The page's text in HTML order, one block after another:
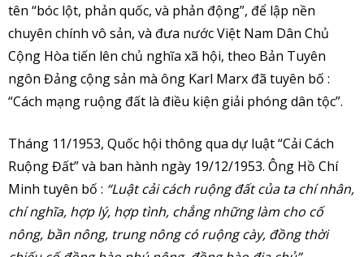
tên “bóc lột, phản quốc, và phản động”, để lập nền
chuyên chính vô sản, và đưa nước Việt Nam Dân Chủ
Cộng Hòa tiến lên chủ nghĩa xã hội, theo Bản Tuyên
ngôn Đảng cộng sản mà ông Karl Marx đã tuyên bố :
“Cách mạng ruộng đất là điều kiện giải phóng dân tộc”.
Tháng 11/1953, Quốc hội thông qua dự luật “Cải Cách
Ruộng Đất” và ban hành ngày 19/12/1953. Ông Hồ Chí
Minh tuyên bố : “Luật cải cách ruộng đất của ta chí nhân,
chí nghĩa, hợp lý, hợp tình, chẳng những làm cho cố
nông, bần nông, trung nông có ruộng cày, đồng thời